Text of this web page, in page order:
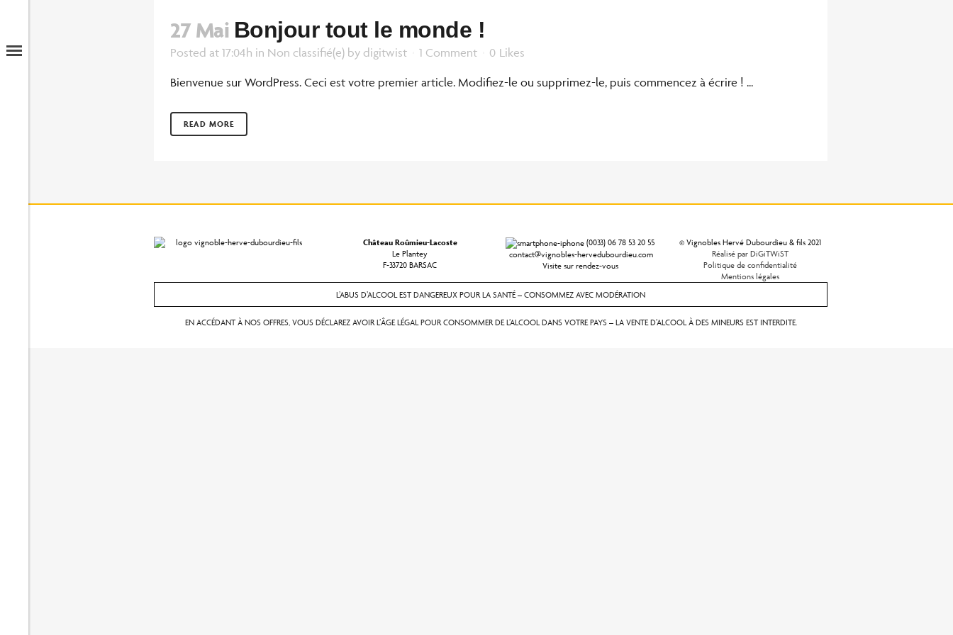
27 Mai Bonjour tout le monde !
Posted at 17:04h in Non classifié(e) by digitwist 1 Comment 0 Likes
Bienvenue sur WordPress. Ceci est votre premier article. Modifiez-le ou supprimez-le, puis commencez à écrire ! ...
READ MORE
Château Roûmieu-Lacoste
Le Plantey
F-33720 BARSAC
(0033) 06 78 53 20 55
contact@vignobles-hervedubourdieu.com
Visite sur rendez-vous
© Vignobles Hervé Dubourdieu & fils 2021
Réalisé par DiGiTWiST
Politique de confidentialité
Mentions légales
L’ABUS D’ALCOOL EST DANGEREUX POUR LA SANTÉ – CONSOMMEZ AVEC MODÉRATION
EN ACCÉDANT À NOS OFFRES, VOUS DÉCLAREZ AVOIR L’ÂGE LÉGAL POUR CONSOMMER DE L’ALCOOL DANS VOTRE PAYS – LA VENTE D’ALCOOL À DES MINEURS EST INTERDITE.